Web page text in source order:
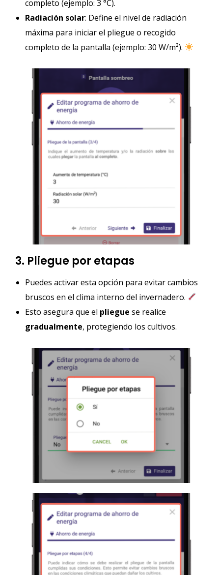
completo (ejemplo: 3 °C).
Radiación solar: Define el nivel de radiación
máxima para iniciar el pliegue o recogido
completo de la pantalla (ejemplo: 30 W/m²).
3. Pliegue por etapas
Puedes activar esta opción para evitar cambios
bruscos en el clima interno del invernadero.
Esto asegura que el pliegue se realice
gradualmente, protegiendo los cultivos.